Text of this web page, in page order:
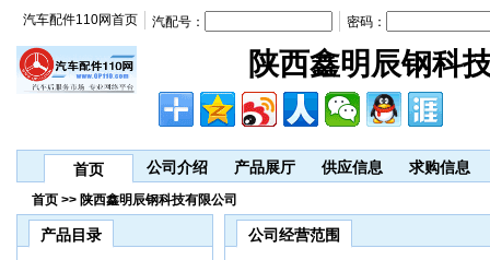
陕西鑫明辰钢科
汽车配件110网首页 汽配号： 密码：
首页 公司介绍 产品展厅 供应信息 求购信息
首页 >> 陕西鑫明辰钢科技有限公司
产品目录 公司经营范围